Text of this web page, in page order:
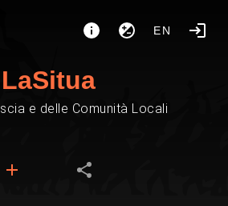
EN
LaSitua
e delle Comunità Locali